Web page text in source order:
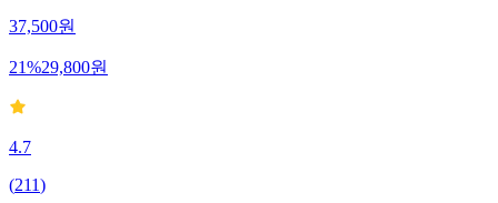
37,500원
21%29,800원
4.7
(211)